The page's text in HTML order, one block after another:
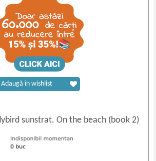
sunstrat. On the beach (book 2)
Adaugă în wishlist